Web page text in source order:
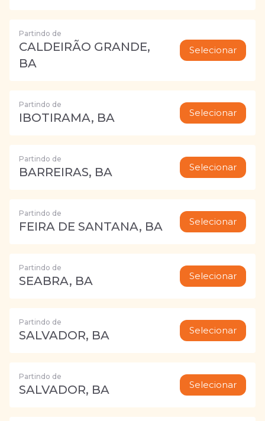
Partindo de
CALDEIRÃO GRANDE,
BA
Selecionar
Partindo de
IBOTIRAMA, BA Selecionar
Partindo de
BARREIRAS, BA Selecionar
Partindo de
FEIRA DE SANTANA, BA Selecionar
Partindo de
SEABRA, BA Selecionar
Partindo de
SALVADOR, BA Selecionar
Partindo de
SALVADOR, BA Selecionar